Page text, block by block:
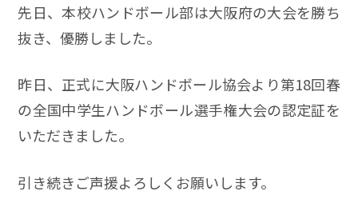
先日、本校ハンドボール部は大阪府の大会を勝ち
抜き、優勝しました。
昨日、正式に大阪ハンドボール協会より第18回春
の全国中学生ハンドボール選手権大会の認定証を
いただきました。
引き続きご声援よろしくお願いします。